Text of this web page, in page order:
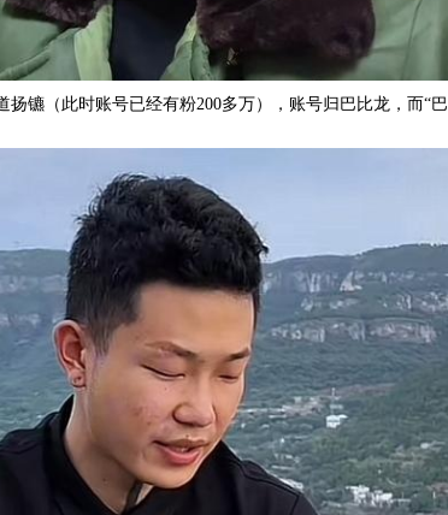
镳（此时账号已经有粉200多万），账号归巴比龙，而“巴